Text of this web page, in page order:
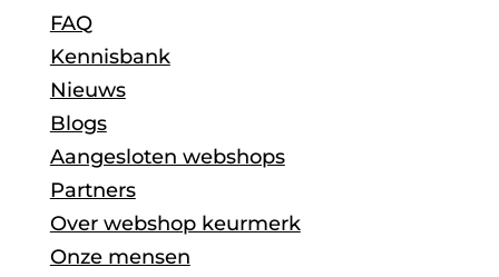
FAQ
Kennisbank
Nieuws
Blogs
Aangesloten webshops
Partners
Over webshop keurmerk
Onze mensen